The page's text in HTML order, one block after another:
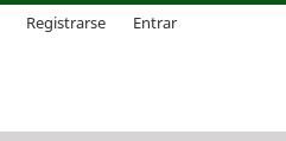
Registrarse Entrar